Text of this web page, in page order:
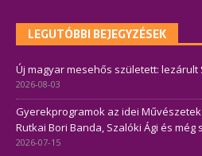
LEGUTÓBBI BEJEGYZÉSEK
Új magyar mesehős született:
2026-08-03
Gyerekprogramok az idei
Rutkai Bori Banda, Szalóki Ági és még
2026-07-15